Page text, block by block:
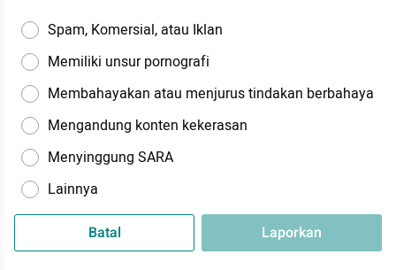
Spam, Komersial, atau Iklan
Memiliki unsur pornografi
Membahayakan atau menjurus tindakan berbahaya
Mengandung konten kekerasan
Menyinggung SARA
Lainnya
Batal Laporkan